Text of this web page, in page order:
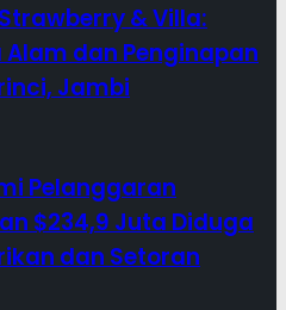
& Villa:
dan Penginapan
Jambi
Pelanggaran
$234,9 Juta Diduga
dan Setoran